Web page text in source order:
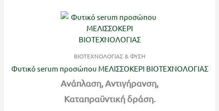
ΒΙΟΤΕΧΝΟΛΟΓΙΑΣ & ΦΥΣΗ
Φυτικό serum προσώπου ΜΕΛΙΣΣΟΚΕΡΙ ΒΙΟΤΕΧΝΟΛΟΓΙΑΣ
Ανάπλαση, Αντιγήρανση,
Καταπραϋντική δράση.